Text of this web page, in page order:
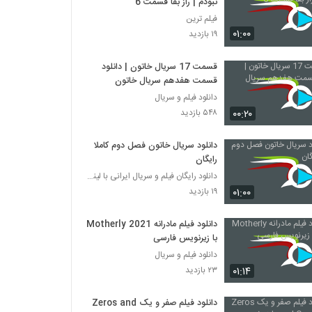
۰۱:۰۰
فیلم ترین
۱۹ بازدید
۰۰:۲۰
قسمت 17 سریال خاتون | دانلود
قسمت هفدهم سریال خاتون
دانلود فیلم و سریال
۵۴۸ بازدید
۰۱:۰۰
دانلود سریال خاتون فصل دوم کاملا
رایگان
دانلود رایگان فیلم و سریال ایرانی با لینک مستقیم
۱۹ بازدید
۰۱:۱۴
دانلود فیلم مادرانه Motherly 2021
با زیرنویس فارسی
دانلود فیلم و سریال
۲۳ بازدید
دانلود فیلم صفر و یک Zeros and